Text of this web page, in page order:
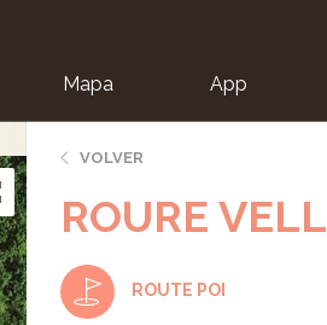
Mapa App
VOLVER
ROURE VELL
ROUTE POI